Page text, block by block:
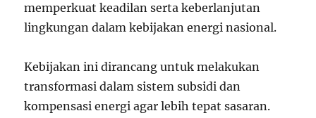
memperkuat keadilan serta keberlanjutan
lingkungan dalam kebijakan energi nasional.
Kebijakan ini dirancang untuk melakukan
transformasi dalam sistem subsidi dan
kompensasi energi agar lebih tepat sasaran.